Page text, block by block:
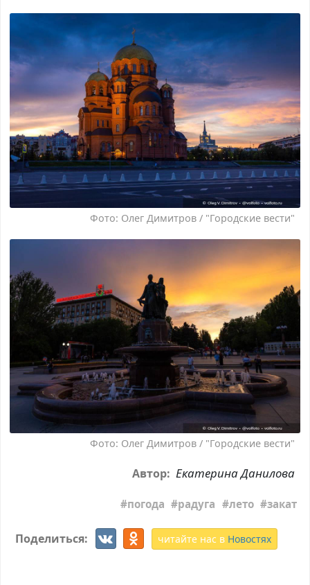
Фото: Олег Димитров / "Городские вести"
Фото: Олег Димитров / "Городские вести"
Автор: Екатерина Данилова
погода радуга лето закат
Поделиться: читайте нас в Новостях